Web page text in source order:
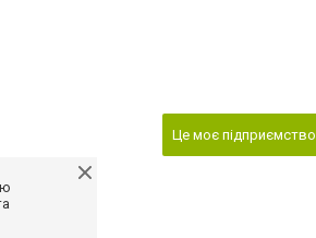
Це моє підприємство